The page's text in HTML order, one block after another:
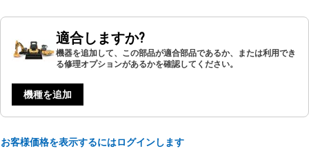
適合しますか?
機器を追加して、この部品が適合部品であるか、または利用でき
る修理オプションがあるかを確認してください。
機種を追加
お客様価格を表示するにはログインします